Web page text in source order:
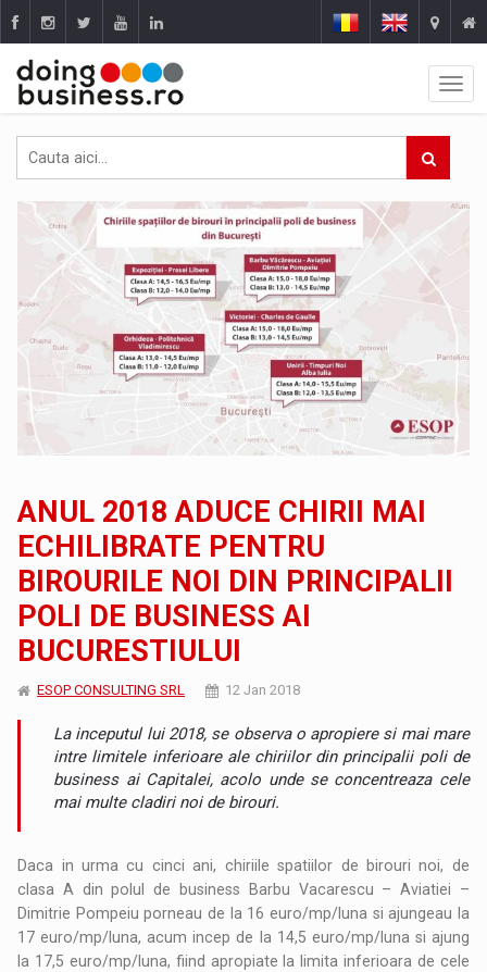
ANUL 2018 ADUCE CHIRII MAI
ECHILIBRATE PENTRU
BIROURILE NOI DIN PRINCIPALII
POLI DE BUSINESS AI
BUCURESTIULUI
ESOP CONSULTING SRL 12 Jan 2018
La inceputul lui 2018, se observa o apropiere si mai mare
intre limitele inferioare ale chiriilor din principalii poli de
business ai Capitalei, acolo unde se concentreaza cele
mai multe cladiri noi de birouri.
Daca in urma cu cinci ani, chiriile spatiilor de birouri noi, de
clasa A din polul de business Barbu Vacarescu – Aviatiei –
Dimitrie Pompeiu porneau de la 16 euro/mp/luna si ajungeau la
17 euro/mp/luna, acum incep de la 14,5 euro/mp/luna si ajung
la 17,5 euro/mp/luna, fiind apropiate la limita inferioara de cele